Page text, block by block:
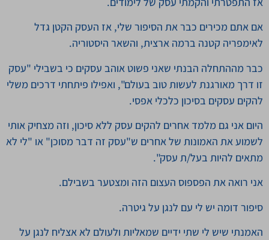
אם אתם מכירים כבר את הסיפור שלי, אז העסק הקטן גדל
לאימפריה קטנה ברמה ארצית, והשאר היסטוריה.
כבר מההתחלה הבנתי שאני פשוט אוהב עסקים כי בשבילי "עסק
זו דרך מאורגנת לעשות טוב בעולם", ואפילו פיתחתי דרכים משלי
להקים עסקים בסיכון כלכלי אפסי.
היום אני גם מלמד אחרים להקים עסק ללא סיכון, וזה מצחיק אותי
לשמוע את האמונות של אחרים ש"עסק זה דבר מסוכן" או "לי לא
מתאים להיות בעל/ת עסק".
אני רואה את הפספוס העצום הזה ומצטער בשבילם.
סיפור דומה יש לי עם לנגן על גיטרה.
האמנתי שיש לי שתי ידיים שמאליות ולעולם לא אצליח לנגן על